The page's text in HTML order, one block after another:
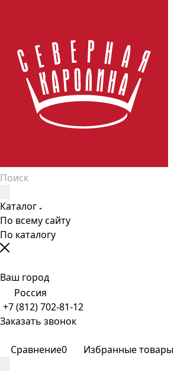
Каталог
По всему сайту
По каталогу
Ваш город
Россия
+7 (812) 702-81-12
Заказать звонок
Сравнение0 Избранные товары